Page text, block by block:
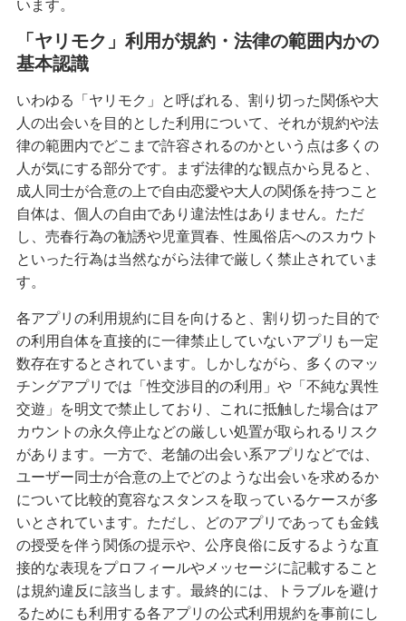
います。
「ヤリモク」利用が規約・法律の範囲内かの
基本認識
いわゆる「ヤリモク」と呼ばれる、割り切った関係や大
人の出会いを目的とした利用について、それが規約や法
律の範囲内でどこまで許容されるのかという点は多くの
人が気にする部分です。まず法律的な観点から見ると、
成人同士が合意の上で自由恋愛や大人の関係を持つこと
自体は、個人の自由であり違法性はありません。ただ
し、売春行為の勧誘や児童買春、性風俗店へのスカウト
といった行為は当然ながら法律で厳しく禁止されていま
す。
各アプリの利用規約に目を向けると、割り切った目的で
の利用自体を直接的に一律禁止していないアプリも一定
数存在するとされています。しかしながら、多くのマッ
チングアプリでは「性交渉目的の利用」や「不純な異性
交遊」を明文で禁止しており、これに抵触した場合はア
カウントの永久停止などの厳しい処置が取られるリスク
があります。一方で、老舗の出会い系アプリなどでは、
ユーザー同士が合意の上でどのような出会いを求めるか
について比較的寛容なスタンスを取っているケースが多
いとされています。ただし、どのアプリであっても金銭
の授受を伴う関係の提示や、公序良俗に反するような直
接的な表現をプロフィールやメッセージに記載すること
は規約違反に該当します。最終的には、トラブルを避け
るためにも利用する各アプリの公式利用規約を事前にし